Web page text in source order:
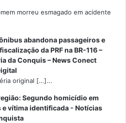
morreu esmagado em acidente
abandona passageiros e
da PRF na BR-116 –
da Conquis – News Conect
original […]...
Segundo homicídio em
e vítima identificada - Notícias